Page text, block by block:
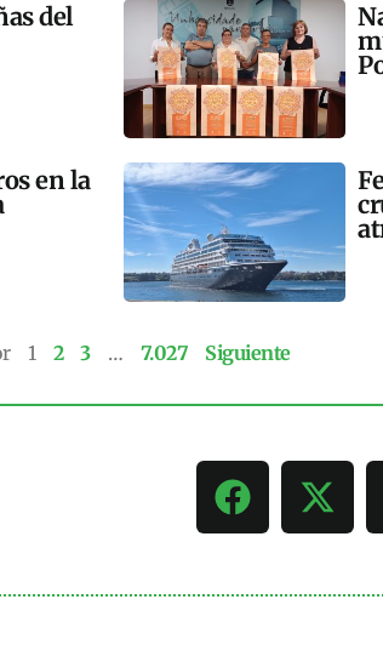
del
en la
1 2 3 … 7.027 Siguiente